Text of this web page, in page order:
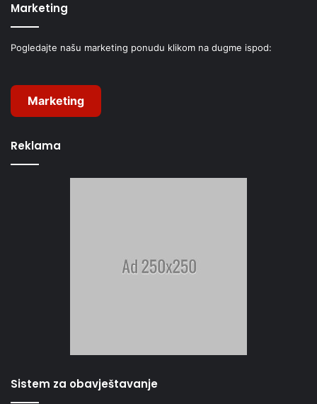
Marketing
Pogledajte našu marketing ponudu klikom na dugme ispod:
Marketing
Reklama
Sistem za obavještavanje